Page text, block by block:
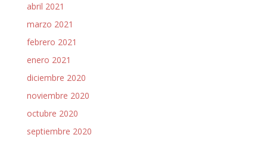
abril 2021
marzo 2021
febrero 2021
enero 2021
diciembre 2020
noviembre 2020
octubre 2020
septiembre 2020